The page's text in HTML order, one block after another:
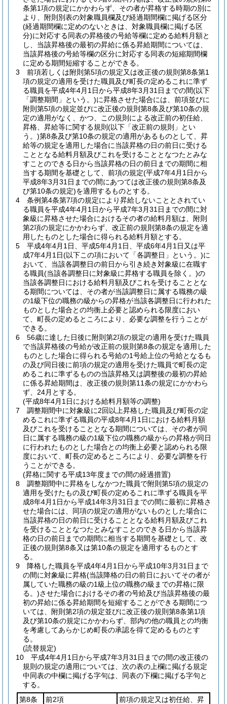
条第1項の規定にかかわらず、その者が昇格する時期の別に
より、附則別表の対象職員欄及び経過期間欄に掲げる区分
(経過期間欄に定めのないときは、対象職員欄に掲げる区
分)に対応する同表の昇格後の号給等欄に定める給料月額と
し、当該昇格後の最初の昇給に係る昇給期間については、
当該昇格後の号給等欄の区分に対応する同表の短縮期間欄
に定める期間短縮することができる。
3
前項若しくは附則第5項の規定又は改正後の規則第8条第1
項の規定の適用を受けた職員及び町長の定めるこれに準ず
る職員を平成4年4月1日から平成8年3月31日までの間(以下
「調整期間」という。)に昇格させた場合には、前項並びに
附則第5項の規定並びに改正後の規則第8条及び第10条の規
定の適用がなく、かつ、この規則による改正前の初任給、
昇格、昇給等に関する規則 (以下「改正前の規則」とい
う。)第8条及び第10条の規定の適用があるものとして、昇
給等の規定を適用した場合に当該昇格の日の前日に受ける
こととなる給料月額及びこれを受けることとなつたとみな
すことのできる日から当該昇格の日の前日までの期間に相
当する期間を基礎として、前項の規定(平成7年4月1日から
平成8年3月31日までの間にあつては改正後の規則第8条及
び第10条の規定)を適用するものとする。
4
条例第4条第7項の規定により昇給しないこととされてい
る職員を平成4年4月1日から平成7年3月31日までの間に対
象級に昇格させた場合におけるその者の給料月額は、附則
第2項の規定にかかわらず、改正前の規則第8条の規定を適
用したものとした場合に得られる給料月額とする。
5
平成4年4月1日、平成5年4月1日、平成6年4月1日又は平
成7年4月1日(以下この項において「各調整日」という。)に
おいて、当該各調整日の前日から引き続き対象級に在職す
る職員(当該各調整日に対象級に昇格する職員を除く。)の
当該各調整日における給料月額及びこれを受けることとな
る期間については、その者が当該調整日に属する職務の級
の1級下位の職務の級からの昇格が当該各調整日に行われた
ものとした場合との均衡上必要と認められる限度におい
て、町長の定めるところにより、必要な調整を行うことが
できる。
6
56歳に達した日後に附則第2項の規定の適用を受けた職員
で当該昇格後の号給が改正前の規則第8条の規定を適用した
ものとした場合に得られる号給の1号給上位の号給となるも
の及び同日後に前項の規定の適用を受けた職員で町長の定
めるこれに準ずるものの当該昇格又は調整後の最初の昇給
に係る昇給期間は、改正後の規則第11条の規定にかかわら
ず、24月とする。
(平成8年4月1日における給料月額等の調整)
7
調整期間中に対象級に2回以上昇格した職員及び町長の定
めるこれに準ずる職員の平成8年4月1日における給料月額
及びこれを受けることとなる期間については、その者が同
日に属する職務の級の1級下位の職務の級からの昇格が同日
に行われたものとした場合との均衡上必要と認められる限
度において、町長の定めるところにより、必要な調整を行
うことができる。
(昇格に関する平成13年度までの間の経過措置)
8
調整期間中に昇格をしなかつた職員で附則第5項の規定の
適用を受けたもの及び町長の定めるこれに準ずる職員を平
成8年4月1日から平成14年3月31日までの間に最初に昇格さ
せた場合には、同項の規定の適用がないものとした場合に
当該昇格の日の前日に受けることとなる給料月額及びこれ
を受けることとなつたとみなすことのできる日から当該昇
格の日の前日までの期間に相当する期間を基礎として、改
正後の規則第8条又は第10条の規定を適用するものとす
る。
9
降格した職員を平成4年4月1日から平成10年3月31日まで
の間に対象級に昇格(当該降格の日の前日においてその者が
属していた職務の級の1級上位の職務の級までの昇格に限
る。)させた場合におけるその者の号給及び当該昇格後の最
初の昇給に係る昇給期間を短縮することができる期間につ
いては、附則第2項の規定並びに改正後の規則第8条第1項
及び第10条の規定にかかわらず、部内の他の職員との均衡
を考慮してあらかじめ町長の承認を得て定めるものとす
る。
(読替規定)
10
平成4年4月1日から平成7年3月31日までの間の改正後の
規則の規定の適用については、次の表の上欄に掲げる規定
中同表の中欄に掲げる字句は、同表の下欄に掲げる字句と
する。
第8条
前2項
前項の規定又は初任給、昇